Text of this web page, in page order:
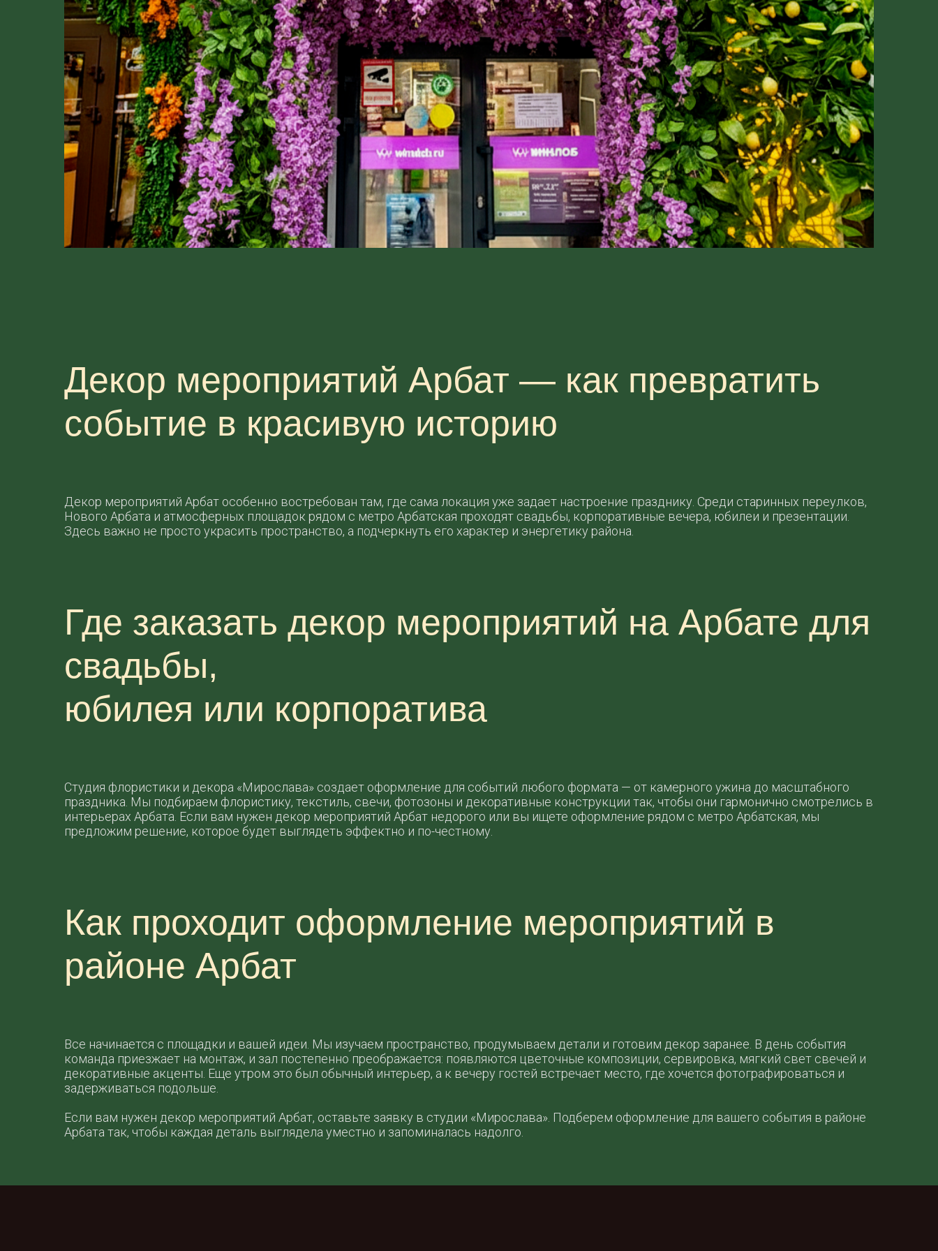
Декор мероприятий Арбат — как превратить
событие в красивую историю
Декор мероприятий Арбат особенно востребован там, где сама локация уже задает настроение празднику. Среди старинных переулков,
Нового Арбата и атмосферных площадок рядом с метро Арбатская проходят свадьбы, корпоративные вечера, юбилеи и презентации.
Здесь важно не просто украсить пространство, а подчеркнуть его характер и энергетику района.
Где заказать декор мероприятий на Арбате для
свадьбы,
юбилея или корпоратива
Студия флористики и декора «Мирослава» создает оформление для событий любого формата — от камерного ужина до масштабного
праздника. Мы подбираем флористику, текстиль, свечи, фотозоны и декоративные конструкции так, чтобы они гармонично смотрелись в
интерьерах Арбата. Если вам нужен декор мероприятий Арбат недорого или вы ищете оформление рядом с метро Арбатская, мы
предложим решение, которое будет выглядеть эффектно и по-честному.
Как проходит оформление мероприятий в
районе Арбат
Все начинается с площадки и вашей идеи. Мы изучаем пространство, продумываем детали и готовим декор заранее. В день события
команда приезжает на монтаж, и зал постепенно преображается: появляются цветочные композиции, сервировка, мягкий свет свечей и
декоративные акценты. Еще утром это был обычный интерьер, а к вечеру гостей встречает место, где хочется фотографироваться и
задерживаться подольше.
Если вам нужен декор мероприятий Арбат, оставьте заявку в студии «Мирослава». Подберем оформление для вашего события в районе
Арбата так, чтобы каждая деталь выглядела уместно и запоминалась надолго.